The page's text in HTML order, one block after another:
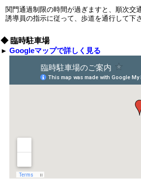
関門通過制限の時間が過ぎますと、順次交
誘導員の指示に従って、歩道を通行して下さ
◆ 臨時駐車場
► Googleマップで詳しく見る